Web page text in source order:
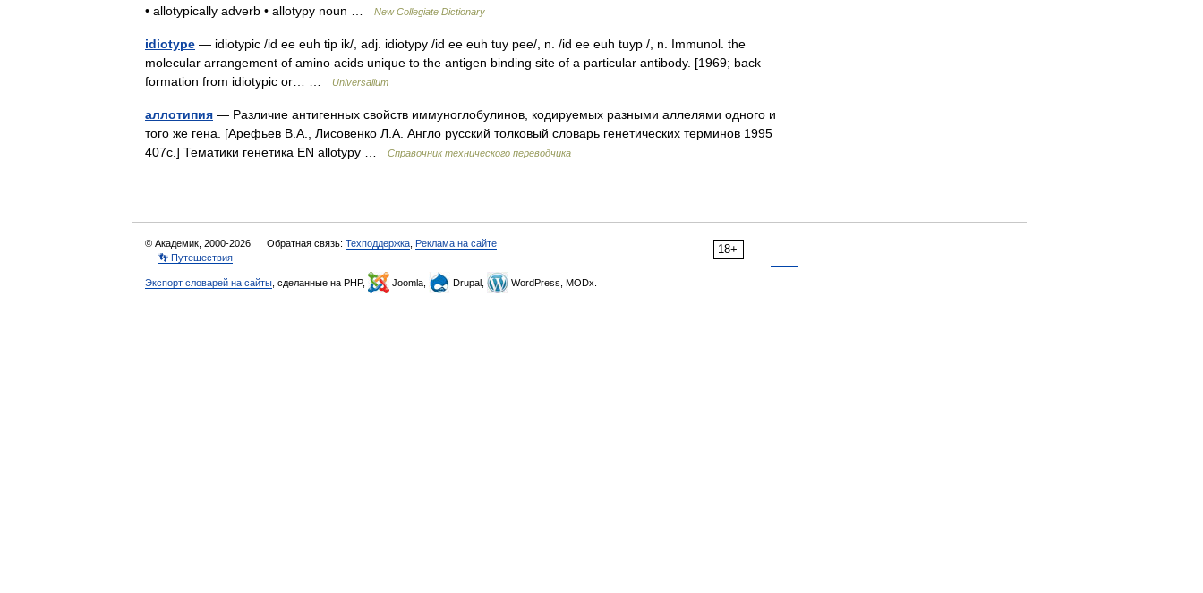
• allotypically adverb • allotypy noun …
New Collegiate Dictionary
idiotype — idiotypic /id ee euh tip ik/, adj. idiotypy /id ee euh tuy pee/, n. /id ee euh tuyp /, n. Immunol. the
molecular arrangement of amino acids unique to the antigen binding site of a particular antibody. [1969; back
formation from idiotypic or… …
Universalium
аллотипия — Различие антигенных свойств иммуноглобулинов, кодируемых разными аллелями одного и
того же гена. [Арефьев В.А., Лисовенко Л.А. Англо русский толковый словарь генетических терминов 1995
407с.] Тематики генетика EN allotypy …
Справочник технического переводчика
18+
© Академик, 2000-2026 Обратная связь: Техподдержка Реклама на сайте
👣 Путешествия
Экспорт словарей на сайты , сделанные на PHP, Joomla, Drupal, WordPress, MODx.